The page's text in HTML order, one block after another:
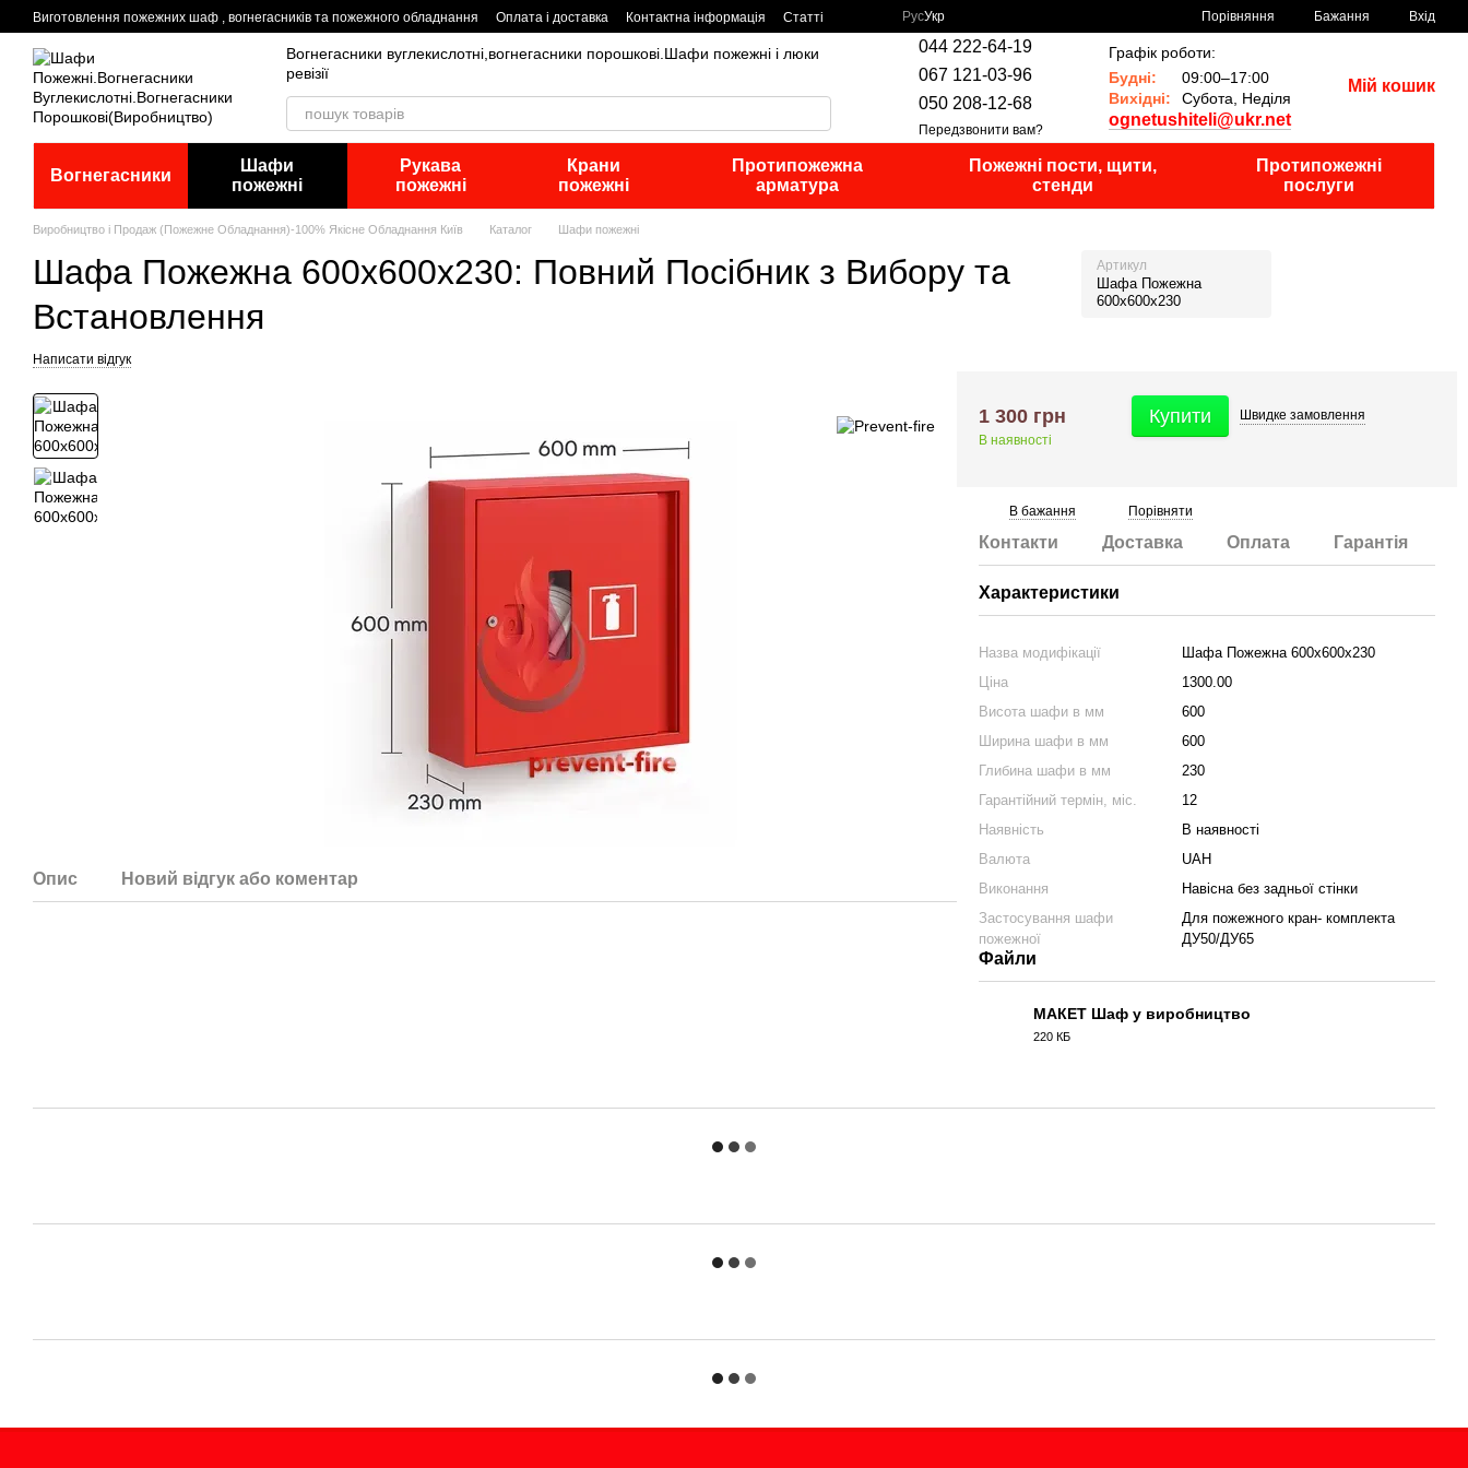
Перейти до основного контенту
Виготовлення пожежних шаф , вогнегасників та пожежного обладнання Оплата і доставка Контактна інформація Статті РусУкр Порівняння Бажання Вхід
Вогнегасники вуглекислотні,вогнегасники порошкові.Шафи пожежні і люки
ревізії
044 222-64-19
067 121-03-96
050 208-12-68
Передзвонити вам?
Графік роботи:
Будні:
09:00–17:00
Вихідні:
Субота, Неділя
ognetushiteli@ukr.net
Мій кошик
Вогнегасники
Шафи
пожежні
Рукава
пожежні
Крани
пожежні
Протипожежна
арматура
Пожежні пости, щити,
стенди
Протипожежні
послуги
Виробництво і Продаж (Пожежне Обладнання)-100% Якісне Обладнання Київ Каталог Шафи пожежні
Шафа Пожежна 600х600х230: Повний Посібник з Вибору та
Встановлення
Артикул
Шафа Пожежна
600х600х230
Написати відгук
Опис Новий відгук або коментар
1 300 грн
В наявності
Купити Швидке замовлення
В бажання Порівняти
Контакти Доставка Оплата Гарантія
Характеристики
Назва модифікації
Шафа Пожежна 600х600х230
Ціна
1300.00
Висота шафи в мм
600
Ширина шафи в мм
600
Глибина шафи в мм
230
Гарантійний термін, міс.
12
Наявність
В наявності
Валюта
UAH
Виконання
Навісна без задньої стінки
Застосування шафи
пожежної
Для пожежного кран- комплекта
ДУ50/ДУ65
Файли
МАКЕТ Шаф у виробництво
220 КБ